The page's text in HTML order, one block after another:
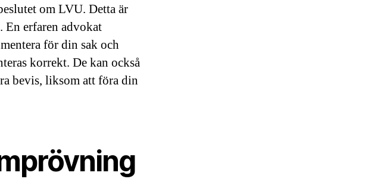
om LVU. Detta är
En erfaren advokat
för din sak och
korrekt. De kan också
bevis, liksom att föra din